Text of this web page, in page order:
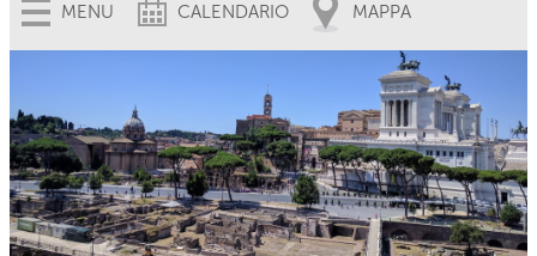
MENU CALENDARIO MAPPA